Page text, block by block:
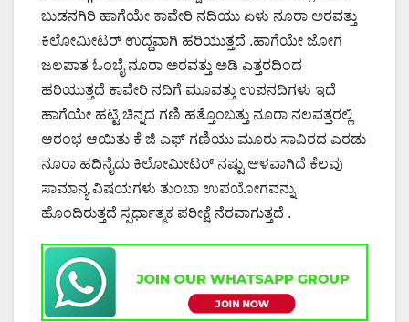
ಬುಡನಗಿರಿ ಹಾಗೆಯೇ ಕಾವೇರಿ ನದಿಯು ಏಳು ನೂರಾ ಅರವತ್ತು
ಕಿಲೋಮೀಟರ್ ಉದ್ದವಾಗಿ ಹರಿಯುತ್ತದೆ .ಹಾಗೆಯೇ ಜೋಗ
ಜಲಪಾತ ಓಂಬೈ ನೂರಾ ಅರವತ್ತು ಅಡಿ ಎತ್ತರದಿಂದ
ಹರಿಯುತ್ತದೆ ಕಾವೇರಿ ನದಿಗೆ ಮೂವತ್ತು ಉಪನದಿಗಳು ಇದೆ
ಹಾಗೆಯೇ ಹಟ್ಟಿ ಚಿನ್ನದ ಗಣಿ ಹತ್ತೊಂಬತ್ತು ನೂರಾ ನಲವತ್ತರಲ್ಲಿ
ಆರಂಭ ಆಯಿತು ಕೆ ಜಿ ಎಫ್ ಗಣಿಯು ಮೂರು ಸಾವಿರದ ಎರಡು
ನೂರಾ ಹದಿನೈದು ಕಿಲೋಮೀಟರ್ ನಷ್ಟು ಆಳವಾಗಿದೆ ಕೆಲವು
ಸಾಮಾನ್ಯ ವಿಷಯಗಳು ತುಂಬಾ ಉಪಯೋಗವನ್ನು
ಹೊಂದಿರುತ್ತದೆ ಸ್ಪರ್ಧಾತ್ಮಕ ಪರೀಕ್ಷೆ ನೆರವಾಗುತ್ತದೆ .